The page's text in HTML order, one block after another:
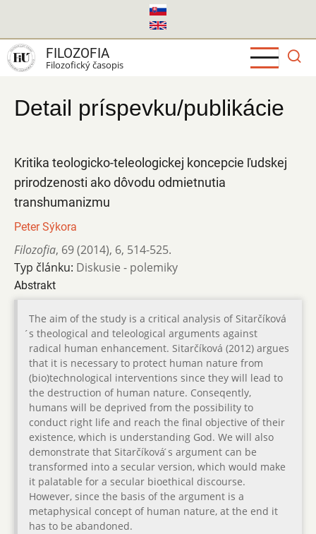
hlavný
obsah
FILOZOFIA
Filozofický časopis
Detail príspevku/publikácie
Kritika teologicko-teleologickej koncepcie ľudskej
prirodzenosti ako dôvodu odmietnutia
transhumanizmu
Peter Sýkora
Filozofia, 69 (2014), 6, 514-525.
Typ článku: Diskusie - polemiky
Abstrakt
The aim of the study is a critical analysis of Sitarčíková
́s theological and teleological arguments against
radical human enhancement. Sitarčíková (2012) argues
that it is necessary to protect human nature from
(bio)technological interventions since they will lead to
the destruction of human nature. Conseqently,
humans will be deprived from the possibility to
conduct right life and reach the final objective of their
existence, which is understanding God. We will also
demonstrate that Sitarčíková ́s argument can be
transformed into a secular version, which would make
it palatable for a secular bioethical discourse.
However, since the basis of the argument is a
metaphysical concept of human nature, at the end it
has to be abandoned.